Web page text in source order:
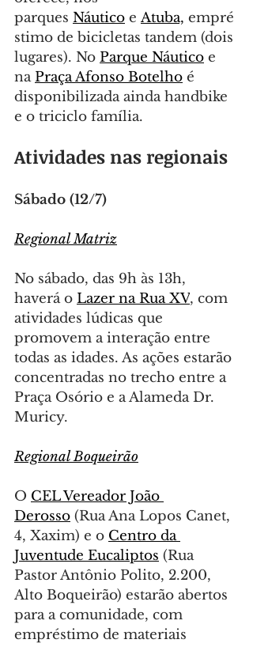
parques Náutico e Atuba, empré
stimo de bicicletas tandem (dois
lugares). No Parque Náutico e
na Praça Afonso Botelho é
disponibilizada ainda handbike
e o triciclo família.
Atividades nas regionais
Sábado (12/7)
Regional Matriz
No sábado, das 9h às 13h,
haverá o Lazer na Rua XV, com
atividades lúdicas que
promovem a interação entre
todas as idades. As ações estarão
concentradas no trecho entre a
Praça Osório e a Alameda Dr.
Muricy.
Regional Boqueirão
O CEL Vereador João
Derosso (Rua Ana Lopos Canet,
4, Xaxim) e o Centro da
Juventude Eucaliptos (Rua
Pastor Antônio Polito, 2.200,
Alto Boqueirão) estarão abertos
para a comunidade, com
empréstimo de materiais